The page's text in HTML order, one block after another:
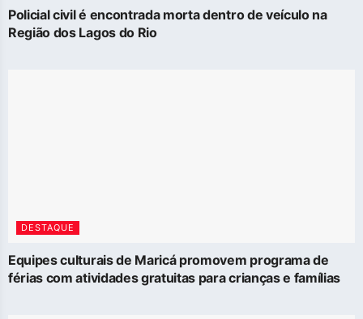
Policial civil é encontrada morta dentro de veículo na
Região dos Lagos do Rio
DESTAQUE
Equipes culturais de Maricá promovem programa de
férias com atividades gratuitas para crianças e famílias